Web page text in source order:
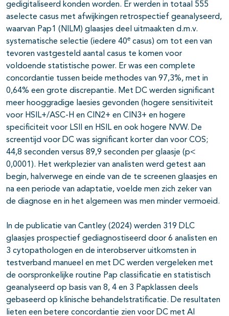
gedigitaliseerd konden worden. Er werden in totaal 555
aselecte casus met afwijkingen retrospectief geanalyseerd,
waarvan Pap1 (NILM) glaasjes deel uitmaakten d.m.v.
systematische selectie (iedere 40e casus) om tot een van
tevoren vastgesteld aantal casus te komen voor
voldoende statistische power. Er was een complete
concordantie tussen beide methodes van 97,3%, met in
0,64% een grote discrepantie. Met DC werden significant
meer hooggradige laesies gevonden (hogere sensitiviteit
voor HSIL+/ASC-H en CIN2+ en CIN3+ en hogere
specificiteit voor LSIl en HSIL en ook hogere NVW. De
screentijd voor DC was significant korter dan voor COS;
44,8 seconden versus 89,9 seconden per glaasje (p<
0,0001). Het werkplezier van analisten werd getest aan
begin, halverwege en einde van de te screenen glaasjes en
na een periode van adaptatie, voelde men zich zeker van
de diagnose en in het algemeen was men minder vermoeid.
In de publicatie van Cantley (2024) werden 319 DLC
glaasjes prospectief gediagnostiseerd door 6 analisten en
3 cytopathologen en de interobserver uitkomsten in
testverband manueel en met DC werden vergeleken met
de oorspronkelijke routine Pap classificatie en statistisch
geanalyseerd op basis van 8, 4 en 3 Papklassen deels
gebaseerd op klinische behandelstratificatie. De resultaten
lieten een betere concordantie zien voor DC met AI